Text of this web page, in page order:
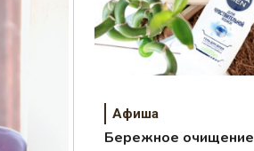
Афиша
Бережное очищение